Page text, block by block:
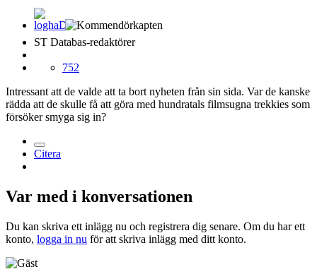
ST Databas-redaktörer
752
Intressant att de valde att ta bort nyheten från sin sida. Var de kanske
rädda att de skulle få att göra med hundratals filmsugna trekkies som
försöker smyga sig in?
Citera
Var med i konversationen
Du kan skriva ett inlägg nu och registrera dig senare. Om du har ett
konto, logga in nu för att skriva inlägg med ditt konto.